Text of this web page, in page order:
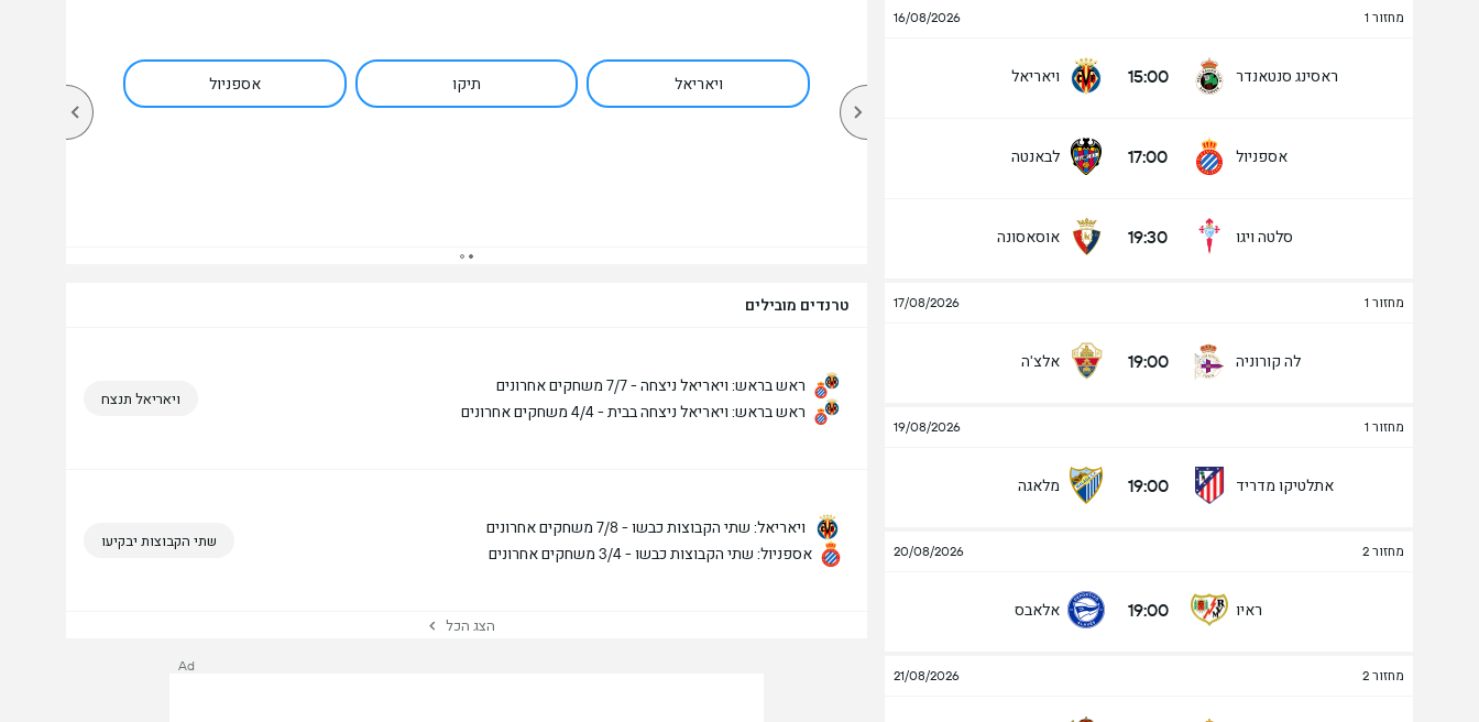
מחזור 1 16/08/2026
ראסינג סנטאנדר 15:00 ויאריאל
אספניול 17:00 לבאנטה
סלטה ויגו 19:30 אוסאסונה
מחזור 1 17/08/2026
לה קורוניה 19:00 אלצ'ה
מחזור 1 19/08/2026
אתלטיקו מדריד 19:00 מלאגה
מחזור 2 20/08/2026
ראיו 19:00 אלאבס
מחזור 2 21/08/2026
ויאריאל תיקו אספניול מעל
טרנדים מובילים
ראש בראש: ויאריאל ניצחה - 7/7 משחקים אחרונים
ראש בראש: ויאריאל ניצחה בבית - 4/4 משחקים אחרונים
ויאריאל תנצח
ויאריאל: שתי הקבוצות כבשו - 7/8 משחקים אחרונים
אספניול: שתי הקבוצות כבשו - 3/4 משחקים אחרונים
שתי הקבוצות יבקיעו
הצג הכל
Ad